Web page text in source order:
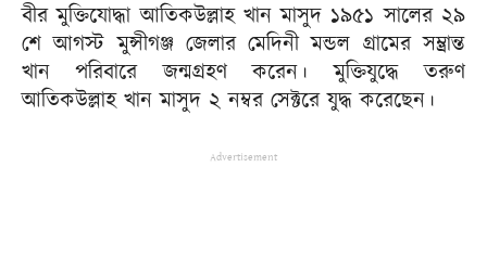
বীর মুক্তিযোদ্ধা আতিকউল্লাহ খান মাসুদ ১৯৫১ সালের ২৯
শে আগস্ট মুন্সীগঞ্জ জেলার মেদিনী মন্ডল গ্রামের সম্ভ্রান্ত
খান পরিবারে জন্মগ্রহণ করেন। মুক্তিযুদ্ধে তরুণ
আতিকউল্লাহ খান মাসুদ ২ নম্বর সেক্টরে যুদ্ধ করেছেন।
Advertisement